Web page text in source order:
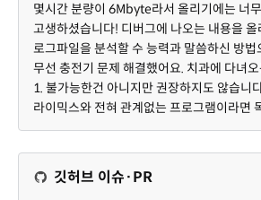
깃허브 이슈·PR